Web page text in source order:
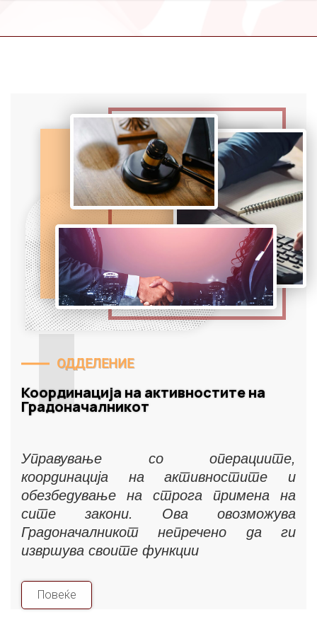
ОДДЕЛЕНИЕ
Координација на активностите на
Градоначалникот
Управување со операциите,
координација на активностите и
обезбедување на строга примена на
сите закони. Ова овозможува
Градоначалникот непречено да ги
извршува своите функции
Повеќе